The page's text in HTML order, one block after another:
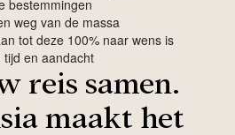
bestemmingen
weg van de massa
tot deze 100% naar wens is
tijd en aandacht
reis samen.
maakt het